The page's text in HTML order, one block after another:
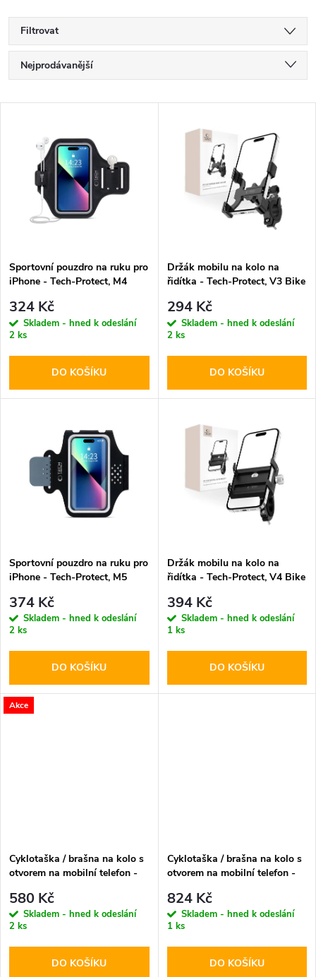
Filtrovat
Ř
a
p
r
o
d
Nejprodávanější
Abecedně
s
p
r
o
d
Sportovní pouzdro na ruku pro
iPhone - Tech-Protect, M4
324 Kč
Skladem - hned k odeslání
2 ks
DO KOŠÍKU
Držák mobilu na kolo na
řidítka - Tech-Protect, V3 Bike
294 Kč
Skladem - hned k odeslání
2 ks
DO KOŠÍKU
Sportovní pouzdro na ruku pro
iPhone - Tech-Protect, M5
374 Kč
Skladem - hned k odeslání
2 ks
DO KOŠÍKU
Držák mobilu na kolo na
řidítka - Tech-Protect, V4 Bike
394 Kč
Skladem - hned k odeslání
1 ks
DO KOŠÍKU
Akce
Cyklotaška / brašna na kolo s
otvorem na mobilní telefon -
580 Kč
Skladem - hned k odeslání
2 ks
DO KOŠÍKU
Cyklotaška / brašna na kolo s
otvorem na mobilní telefon -
824 Kč
Skladem - hned k odeslání
1 ks
DO KOŠÍKU